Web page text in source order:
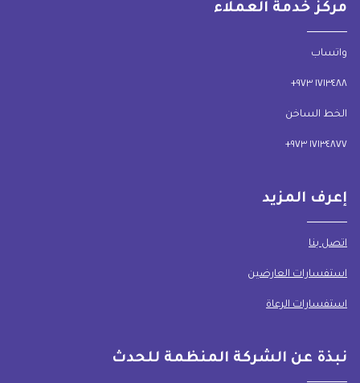
مركز خدمة العملاء
واتساب
١٧١٣٤٨٨ ٩٧٣+
الخط الساخن
١٧١٣٤٨٧٧ ٩٧٣+
إعرف المزيد
اتصل بنا
استفسارات العارضين
استفسارات الرعاة
نبذة عن الشركة المنظمة للحدث